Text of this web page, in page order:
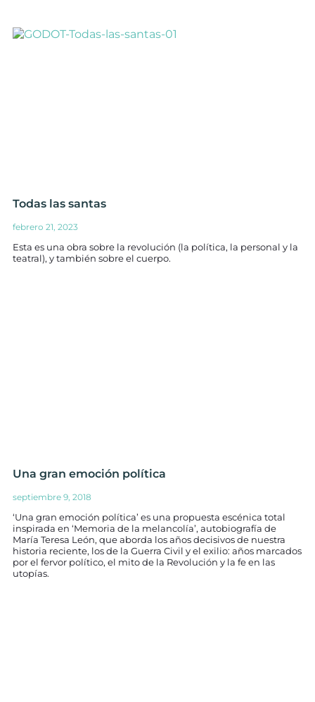
Todas las santas
febrero 21, 2023
Esta es una obra sobre la revolución (la política, la personal y la
teatral), y también sobre el cuerpo.
Una gran emoción política
septiembre 9, 2018
‘Una gran emoción política’ es una propuesta escénica total
inspirada en ‘Memoria de la melancolía’, autobiografía de
María Teresa León, que aborda los años decisivos de nuestra
historia reciente, los de la Guerra Civil y el exilio: años marcados
por el fervor político, el mito de la Revolución y la fe en las
utopías.